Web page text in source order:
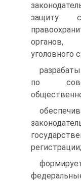
защиту
органов,
уголовного
по
регистрации;